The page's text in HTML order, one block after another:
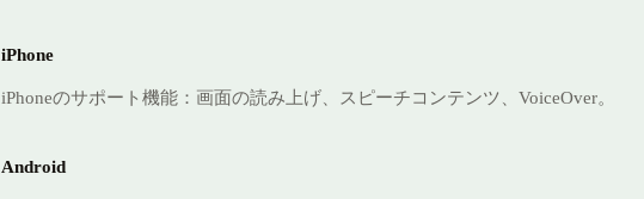
iPhone
iPhoneのサポート機能：画面の読み上げ、スピーチコンテンツ、VoiceOver。
Android